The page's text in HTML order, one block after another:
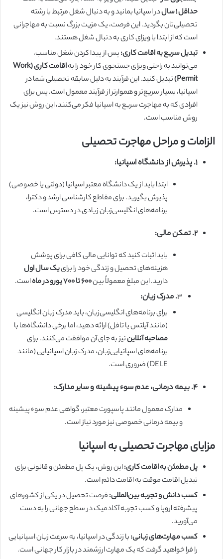
حداقل ۱ سال
در اسپانیا بمانید و به دنبال شغل مرتبط با رشته
تحصیلی‌تان بگردید. این فرصت، یک مزیت بزرگ نسبت به مهاجرانی
است که از ابتدا با ویزای کاری به دنبال شغل هستند.
تبدیل سریع به اقامت کاری:پس از پیدا کردن شغل مناسب،
می‌توانید به راحتی ویزای جستجوی کار خود را به
اقامت کاری (Work
Permit) تبدیل کنید. این فرآیند به دلیل سابقه تحصیلی شما در
اسپانیا، بسیار سریع‌تر و هموارتر از فرآیند معمول است. پس برای
افرادی که به مهاجرت سریع به اسپانیا فکر می‌کنند، این روش نیز یک
روش مناسب است.
الزامات و مراحل مهاجرت تحصیلی
۱. پذیرش از دانشگاه اسپانیا:
ابتدا باید از یک دانشگاه معتبر اسپانیا (دولتی یا خصوصی)
پذیرش بگیرید. برای مقاطع کارشناسی ارشد و دکترا،
برنامه‌های انگلیسی‌زبان زیادی در دسترس است.
۲. تمکن مالی:
باید اثبات کنید که توانایی مالی کافی برای پوشش
هزینه‌های تحصیل و زندگی خود را براییک سال اول
دارید. این مبلغ معمولاً بین۶۰۰ تا ۷۰۰ یورو در ماه است.
۳. مدرک زبان:
برای برنامه‌های انگلیسی‌زبان، باید مدرک زبان انگلیسی
(مانند آیلتس یا تافل) ارائه دهید، اما برخی دانشگاه‌ها با
مصاحبه آنلایننیز به جای آن موافقت می‌کنند. برای
برنامه‌های اسپانیایی‌زبان، مدرک زبان اسپانیایی (مانند
DELE) ضروری است.
۴. بیمه درمانی، عدم سوء پیشینه و سایر مدارک:
مدارک معمول مانند پاسپورت معتبر، گواهی عدم سوء پیشینه
و بیمه درمانی خصوصی نیز مورد نیاز است.
مزایای مهاجرت تحصیلی به اسپانیا
پل مطمئن به اقامت کاری:این روش، یک پل مطمئن و قانونی برای
تبدیل اقامت موقت به اقامت دائم است.
کسب دانش و تجربه بین‌المللی:فرصت تحصیل در یکی از کشورهای
پیشرفته اروپا و کسب تجربه آکادمیک در سطح جهانی را به دست
می‌آورید.
کسب مهارت‌های زبانی:با زندگی در اسپانیا، به سرعت زبان اسپانیایی
را فرا خواهید گرفت که یک مهارت ارزشمند در بازار کار جهانی است.